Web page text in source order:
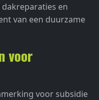
dakreparaties en
van een duurzame
voor
voor subsidie